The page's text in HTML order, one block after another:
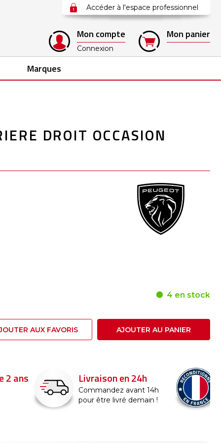
Accéder à l'espace professionnel
Mon compte
Connexion
Mon panier
Marques
DROIT OCCASION
4 en stock
AUX FAVORIS AJOUTER AU PANIER
Reconditionné en
France